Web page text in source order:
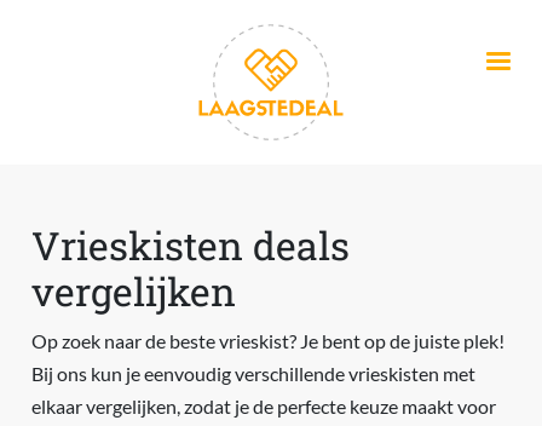
Vrieskisten deals
vergelijken
Op zoek naar de beste vrieskist? Je bent op de juiste plek!
Bij ons kun je eenvoudig verschillende vrieskisten met
elkaar vergelijken, zodat je de perfecte keuze maakt voor